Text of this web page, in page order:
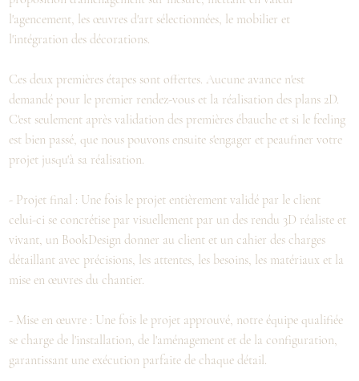
l'agencement, les œuvres d'art sélectionnées, le mobilier et
l'intégration des décorations.
Ces deux premières étapes sont offertes. Aucune avance n'est
demandé pour le premier rendez-vous et la réalisation des plans 2D.
C'est seulement après validation des premières ébauche et si le feeling
est bien passé, que nous pouvons ensuite s'engager et peaufiner votre
projet jusqu'à sa réalisation.
- Projet final : Une fois le projet entièrement validé par le client
celui-ci se concrétise par visuellement par un des rendu 3D réaliste et
vivant, un BookDesign donner au client et un cahier des charges
détaillant avec précisions, les attentes, les besoins, les matériaux et la
mise en œuvres du chantier.
- Mise en œuvre : Une fois le projet approuvé, notre équipe qualifiée
se charge de l'installation, de l'aménagement et de la configuration,
garantissant une exécution parfaite de chaque détail.